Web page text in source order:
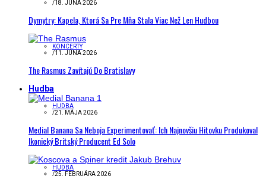
/18. JÚNA 2026
Dymytry: Kapela, Ktorá Sa Pre Mňa Stala Viac Než Len Hudbou
KONCERTY
/11. JÚNA 2026
The Rasmus Zavítajú Do Bratislavy
Hudba
HUDBA
/21. MÁJA 2026
Medial Banana Sa Neboja Experimentovať: Ich Najnovšiu Hitovku Produkoval
Ikonický Britský Producent Ed Solo
HUDBA
/25. FEBRUÁRA 2026